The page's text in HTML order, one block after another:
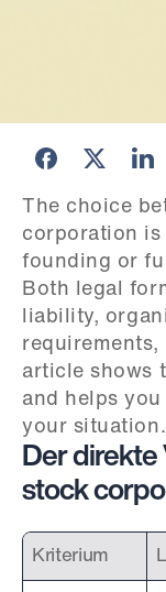
The choice
corporation is
founding or
Both legal
liability,
article shows
and helps
your situation.
Der direkte
stock
Kriterium